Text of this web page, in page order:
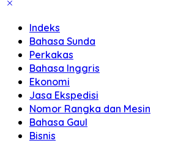
Indeks
Bahasa Sunda
Perkakas
Bahasa Inggris
Ekonomi
Jasa Ekspedisi
Nomor Rangka dan Mesin
Bahasa Gaul
Bisnis